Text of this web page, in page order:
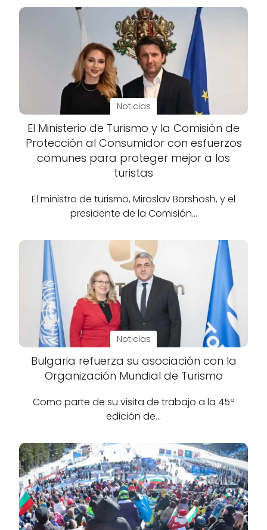
Noticias
El Ministerio de Turismo y la Comisión de
Protección al Consumidor con esfuerzos
comunes para proteger mejor a los
turistas
El ministro de turismo, Miroslav Borshosh, y el
presidente de la Comisión…
Noticias
Bulgaria refuerza su asociación con la
Organización Mundial de Turismo
Como parte de su visita de trabajo a la 45ª
edición de…